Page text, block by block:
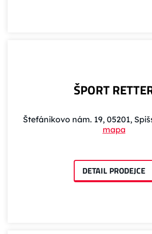
ŠPORT
Štefánikovo nám. 19, 05201,
mapa
DETAIL PRODEJCE